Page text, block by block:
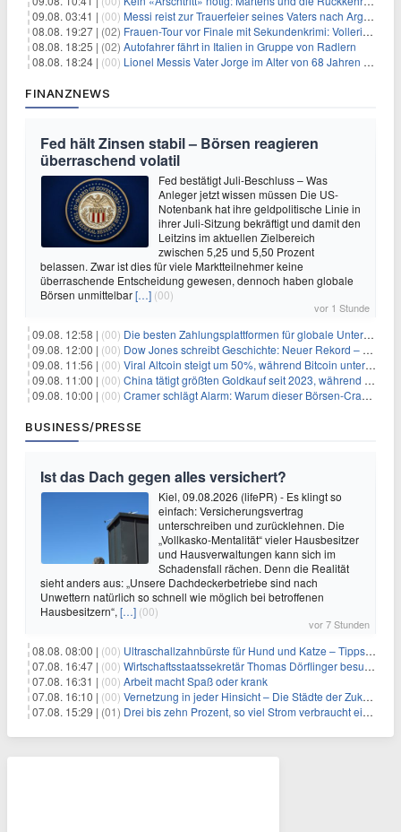
09.08. 03:41 | (00) Messi reist zur Trauerfeier seines Vaters nach Argentinien
08.08. 19:27 | (02) Frauen-Tour vor Finale mit Sekundenkrimi: Vollering in Gelb
08.08. 18:25 | (02) Autofahrer fährt in Italien in Gruppe von Radlern
08.08. 18:24 | (00) Lionel Messis Vater Jorge im Alter von 68 Jahren gestorben
FINANZNEWS
Fed hält Zinsen stabil – Börsen reagieren
überraschend volatil
Fed bestätigt Juli-Beschluss – Was
Anleger jetzt wissen müssen Die US-
Notenbank hat ihre geldpolitische Linie in
ihrer Juli-Sitzung bekräftigt und damit den
Leitzins im aktuellen Zielbereich
zwischen 5,25 und 5,50 Prozent
belassen. Zwar ist dies für viele Marktteilnehmer keine
überraschende Entscheidung gewesen, dennoch haben globale
Börsen unmittelbar[…] (00)
vor 1 Stunde
09.08. 12:58 | (00) Die besten Zahlungsplattformen für globale Unternehmen im Jahr 2026
09.08. 12:00 | (00) Dow Jones schreibt Geschichte: Neuer Rekord – und Amazon knackt die nächste Billionen-Marke
09.08. 11:56 | (00) Viral Altcoin steigt um 50%, während Bitcoin unter $65.000 fällt
09.08. 11:00 | (00) China tätigt größten Goldkauf seit 2023, während Goldpreis um 8% steigt
09.08. 10:00 | (00) Cramer schlägt Alarm: Warum dieser Börsen-Crash die beste Einstiegschance seit Monaten ist
BUSINESS/PRESSE
Ist das Dach gegen alles versichert?
Kiel, 09.08.2026 (lifePR) - Es klingt so
einfach: Versicherungsvertrag
unterschreiben und zurücklehnen. Die
„Vollkasko-Mentalität“ vieler Hausbesitzer
und Hausverwaltungen kann sich im
Schadensfall rächen. Denn die Realität
sieht anders aus: „Unsere Dachdeckerbetriebe sind nach
Unwettern natürlich so schnell wie möglich bei betroffenen
Hausbesitzern“, […] (00)
vor 7 Stunden
08.08. 08:00 | (00) Ultraschallzahnbürste für Hund und Katze – Tipps zur erfolgreichen Eingewöhnung
07.08. 16:47 | (00) Wirtschaftsstaatssekretär Thomas Dörflinger besucht Handwerksbetrieb im Kammerbezirk Freiburg
07.08. 16:31 | (00) Arbeit macht Spaß oder krank
07.08. 16:10 | (00) Vernetzung in jeder Hinsicht – Die Städte der Zukunft sind grün-blau
07.08. 15:29 | (01) Drei bis zehn Prozent, so viel Strom verbraucht ein Aufzug im Gebäude